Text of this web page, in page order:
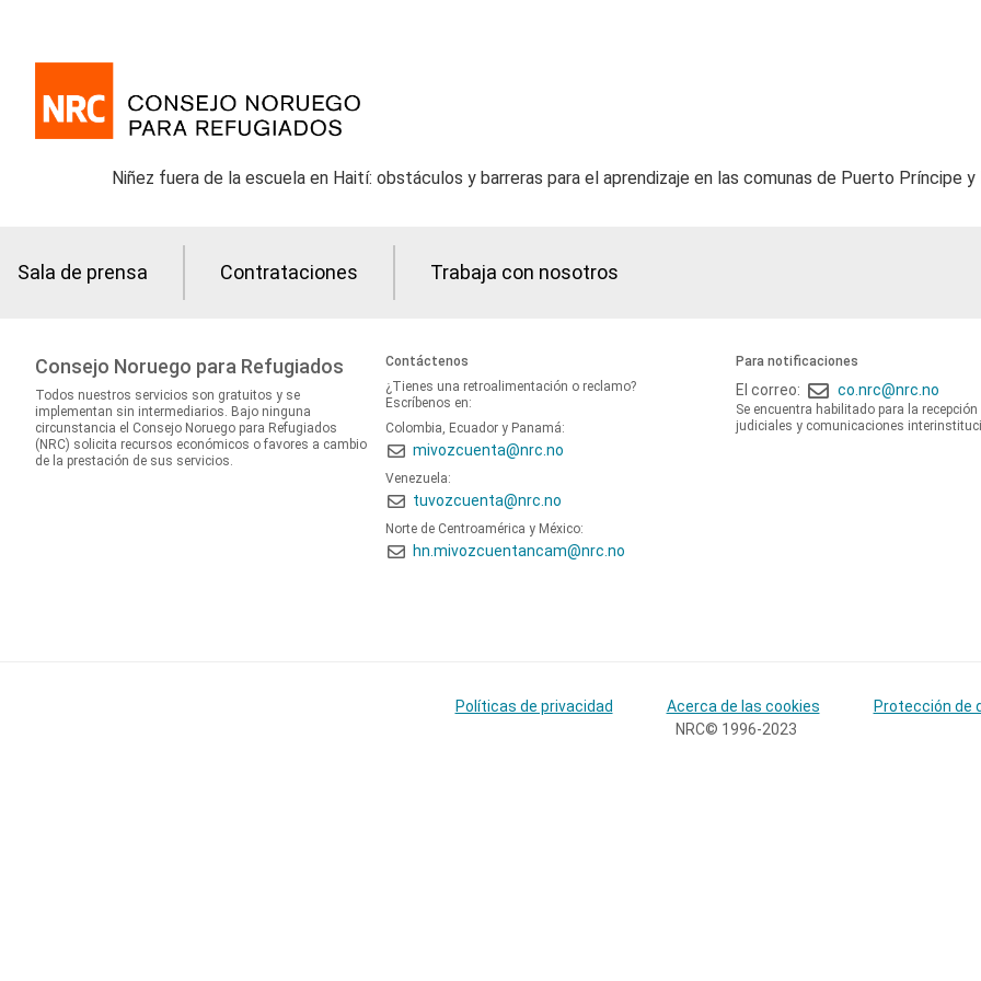
Niñez fuera de la escuela en Haití: obstáculos y barreras para el aprendizaje en las comunas de Puerto Príncipe y
Sala de prensa Contrataciones Trabaja con nosotros
Consejo Noruego para Refugiados
Todos nuestros servicios son gratuitos y se
implementan sin intermediarios. Bajo ninguna
circunstancia el Consejo Noruego para Refugiados
(NRC) solicita recursos económicos o favores a cambio
de la prestación de sus servicios.
Contáctenos
¿Tienes una retroalimentación o reclamo?
Escríbenos en:
Colombia, Ecuador y Panamá:
mivozcuenta@nrc.no
Venezuela:
tuvozcuenta@nrc.no
Norte de Centroamérica y México:
hn.mivozcuentancam@nrc.no
Para notificaciones
El correo: co.nrc@nrc.no
Se encuentra habilitado para la
judiciales y comunicaciones
Políticas de privacidad Acerca de las cookies
Protección de
NRC© 1996-2023